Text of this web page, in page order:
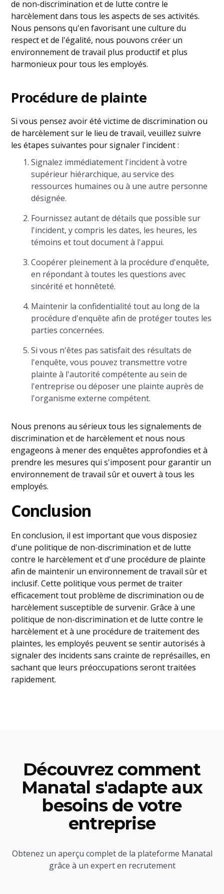
de non-discrimination et de lutte contre le
harcèlement dans tous les aspects de ses activités.
Nous pensons qu'en favorisant une culture du
respect et de l'égalité, nous pouvons créer un
environnement de travail plus productif et plus
harmonieux pour tous les employés.
Procédure de plainte
Si vous pensez avoir été victime de discrimination ou
de harcèlement sur le lieu de travail, veuillez suivre
les étapes suivantes pour signaler l'incident :
Signalez immédiatement l'incident à votre
supérieur hiérarchique, au service des
ressources humaines ou à une autre personne
désignée.
Fournissez autant de détails que possible sur
l'incident, y compris les dates, les heures, les
témoins et tout document à l'appui.
Coopérer pleinement à la procédure d'enquête,
en répondant à toutes les questions avec
sincérité et honnêteté.
Maintenir la confidentialité tout au long de la
procédure d'enquête afin de protéger toutes les
parties concernées.
Si vous n'êtes pas satisfait des résultats de
l'enquête, vous pouvez transmettre votre
plainte à l'autorité compétente au sein de
l'entreprise ou déposer une plainte auprès de
l'organisme externe compétent.
Nous prenons au sérieux tous les signalements de
discrimination et de harcèlement et nous nous
engageons à mener des enquêtes approfondies et à
prendre les mesures qui s'imposent pour garantir un
environnement de travail sûr et ouvert à tous les
employés.
Conclusion
En conclusion, il est important que vous disposiez
d'une politique de non-discrimination et de lutte
contre le harcèlement et d'une procédure de plainte
afin de maintenir un environnement de travail sûr et
inclusif. Cette politique vous permet de traiter
efficacement tout problème de discrimination ou de
harcèlement susceptible de survenir. Grâce à une
politique de non-discrimination et de lutte contre le
harcèlement et à une procédure de traitement des
plaintes, les employés peuvent se sentir autorisés à
signaler des incidents sans crainte de représailles, en
sachant que leurs préoccupations seront traitées
rapidement.
Découvrez comment
Manatal s'adapte aux
besoins de votre
entreprise
Obtenez un aperçu complet de la plateforme Manatal
grâce à un expert en recrutement